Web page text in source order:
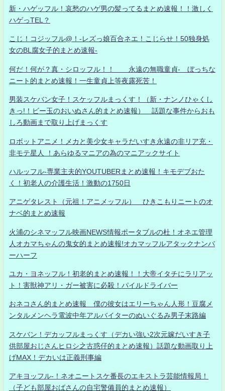
新・ハゲッフル！哀愁のハゲ男の髪ってるまとめ速報！！激しく
ハゲっTEL？
こじ！コジッフル@！-レズっ娘百合ネエ！こじらせ！50独身処
女のBL腐女子的まとめ速報-
何だ！何が？真・シロッフル！！ 永遠の無職童貞- ぼっちな
ニート的まとめ速報！一生童貞上等夜露死苦！
男装スケバン女子！スケッフルまっくす！（新・ナンノひゃくし
きっ!！ビー玉のおいぬさん的まとめ速報） 話題な事件からおも
しろ動画まで取り上げまっくす
ロボットアニメ！メカと美少女キャラだいすき永遠の非リア充・
非モテ星人 ！あらゆるマニアの為のマニアックサイト
ハルッフル-専業主夫的YOUTUBERまとめ速報！キモデブおた
く！初老人の介護生活！激動の1750日
アニゲタレスト（元祖！アニメッフル） ひきこもりニートのオ
ナベ的まとめ速報
火浦のシネマッフル映画NEWS情報ポータブルの杜！オネエ管理
人オカマちゃんの鬼女的まとめ速報!オカマッフルアタックナンバ
ーハーフ
ユカ・ヨネッフル！初老的まとめ速報！！大帝イタチにラリアッ
ト！害獣神アリ・ガー被害に必殺！パイルドライバー
おネコさん的まとめ速報 僕の彼女はエリーちゃん人形！豆腐メ
ンタルメンヘラ電波中年アルバイターのぬいぐるみ男子末路編
スケバン！デカッフルまっくす（デカい強い2次元嫁だいすき子
供部屋おじさんヒロシ之古惑仔的まとめ速報）話題な動画取り上
げMAX！デカいは正義刑事編
アキヨッフル-！ネオニートスケ番長のエキストラ芸能情報局！
（子ども部屋おばさんの自宅警備員的まとめ速報）